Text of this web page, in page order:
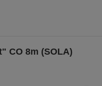
CO 8m (SOLA)